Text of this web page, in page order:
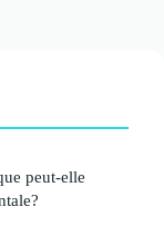
peut-elle